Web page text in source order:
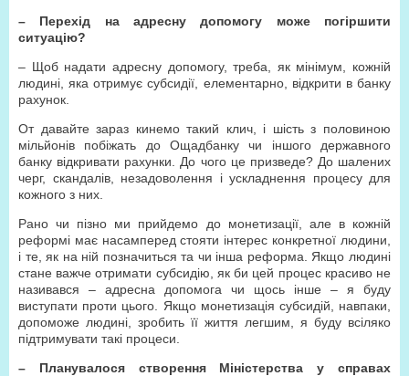
– Перехід на адресну допомогу може погіршити
ситуацію?
– Щоб надати адресну допомогу, треба, як мінімум, кожній
людині, яка отримує субсидії, елементарно, відкрити в банку
рахунок.
От давайте зараз кинемо такий клич, і шість з половиною
мільйонів побіжать до Ощадбанку чи іншого державного
банку відкривати рахунки. До чого це призведе? До шалених
черг, скандалів, незадоволення і ускладнення процесу для
кожного з них.
Рано чи пізно ми прийдемо до монетизації, але в кожній
реформі має насамперед стояти інтерес конкретної людини,
і те, як на ній позначиться та чи інша реформа. Якщо людині
стане важче отримати субсидію, як би цей процес красиво не
називався – адресна допомога чи щось інше – я буду
виступати проти цього. Якщо монетизація субсидій, навпаки,
допоможе людині, зробить її життя легшим, я буду всіляко
підтримувати такі процеси.
– Планувалося створення Міністерства у справах